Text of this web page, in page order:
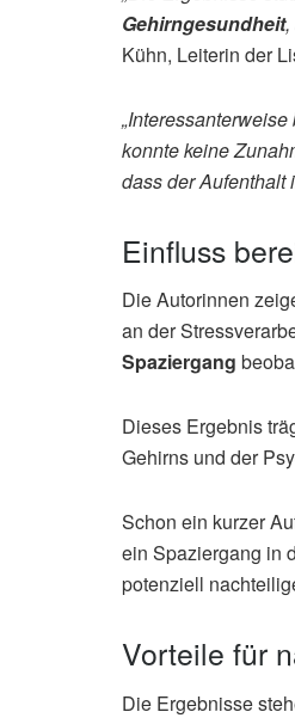
Gehirngesundheit,
Kühn, Leiterin der
konnte keine
dass der Aufenthalt
Einfluss
Die Autorinnen
an der
Spaziergang
Dieses Ergebnis
Gehirns und der
Schon ein kurzer
ein Spaziergang in
potenziell
Vorteile für
Die Ergebnisse